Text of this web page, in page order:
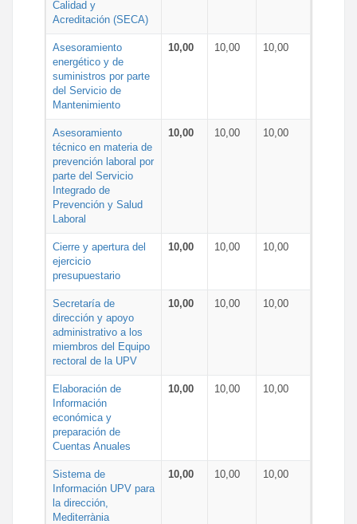
Calidad y
Acreditación (SECA)
Asesoramiento
energético y de
suministros por parte
del Servicio de
Mantenimiento
10,00 10,00 10,00
Asesoramiento
técnico en materia de
prevención laboral por
parte del Servicio
Integrado de
Prevención y Salud
Laboral
10,00 10,00 10,00
Cierre y apertura del
ejercicio
presupuestario
10,00 10,00 10,00
Secretaría de
dirección y apoyo
administrativo a los
miembros del Equipo
rectoral de la UPV
10,00 10,00 10,00
Elaboración de
Información
económica y
preparación de
Cuentas Anuales
10,00 10,00 10,00
Sistema de
Información UPV para
la dirección,
Mediterrània
10,00 10,00 10,00